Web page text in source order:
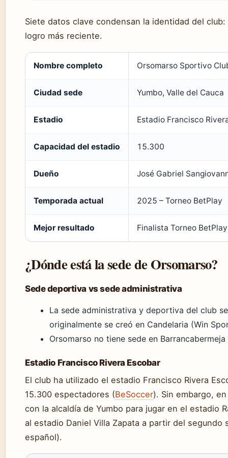
Siete datos clave condensan la identidad del
logro más reciente.
Nombre completo Orsomarso Sportivo
Ciudad sede Yumbo, Valle del Cauca
Estadio Estadio Francisco
Capacidad del estadio 15.300
Dueño José Gabriel
Temporada actual 2025 – Torneo BetPlay
Mejor resultado Finalista Torneo
¿Dónde está la sede de Orsomarso?
Sede deportiva vs sede administrativa
La sede administrativa y deportiva del club
originalmente se creó en Candelaria (Win
Orsomarso no tiene sede en
Estadio Francisco Rivera Escobar
El club ha utilizado el estadio Francisco Rivera
15.300 espectadores (BeSoccer). Sin embargo,
con la alcaldía de Yumbo para jugar en el estadio
al estadio Daniel Villa Zapata a partir del
español).